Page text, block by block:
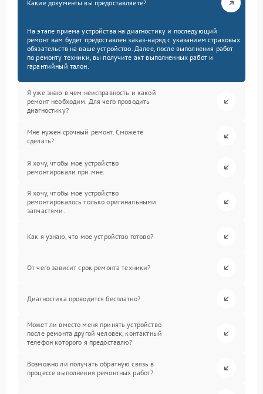
Какие документы вы предоставляете?
На этапе приема устройства на диагностику и последующий
ремонт вам будет предоставлен заказ-наряд с указанием страховых
обязательств на ваше устройство. Далее, после выполнения работ
по ремонту техники, вы получите акт выполненных работ и
гарантийный талон.
Я уже знаю в чем неисправность и какой
ремонт необходим. Для чего проводить
диагностику?
Мне нужен срочный ремонт. Сможете
сделать?
Я хочу, чтобы мое устройство
ремонтировали при мне.
Я хочу, чтобы мое устройство
ремонтировалось только оригинальными
запчастями.
Как я узнаю, что мое устройство готово?
От чего зависит срок ремонта техники?
Диагностика проводится бесплатно?
Может ли вместо меня принять устройство
после ремонта другой человек, контактный
телефон которого я предоставлю?
Возможно ли получать обратную связь в
процессе выполнения ремонтных работ?